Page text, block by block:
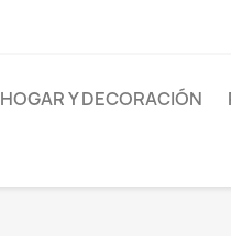
HOGAR Y DECORACIÓN